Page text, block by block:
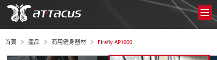
首頁 產品 商用健身器材 Firefly AP1000